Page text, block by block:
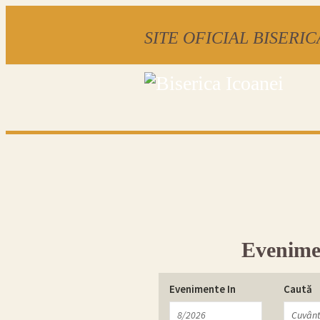
SITE OFICIAL
Navigare
în
Căutare
Evenimente
Evenimente In Caută
Navigare